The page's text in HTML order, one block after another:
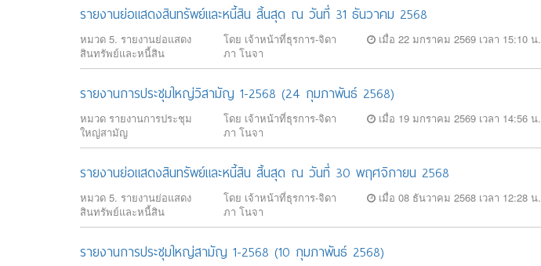
รายงานย่อแสดงสินทรัพย์และหนี้สิน สิ้นสุด ณ วันที่ 31 ธันวาคม 2568
หมวด 5. รายงานย่อแสดง
สินทรัพย์และหนี้สิน
โดย เจ้าหน้าที่ธุรการ-จิดา
ภา โนจา
เมื่อ 22 มกราคม 2569 เวลา 15:10 น.
รายงานการประชุมใหญ่วิสามัญ 1-2568 (24 กุมภาพันธ์ 2568)
หมวด รายงานการประชุม
ใหญ่สามัญ
โดย เจ้าหน้าที่ธุรการ-จิดา
ภา โนจา
เมื่อ 19 มกราคม 2569 เวลา 14:56 น.
รายงานย่อแสดงสินทรัพย์และหนี้สิน สิ้นสุด ณ วันที่ 30 พฤศจิกายน 2568
หมวด 5. รายงานย่อแสดง
สินทรัพย์และหนี้สิน
โดย เจ้าหน้าที่ธุรการ-จิดา
ภา โนจา
เมื่อ 08 ธันวาคม 2568 เวลา 12:28 น.
รายงานการประชุมใหญ่สามัญ 1-2568 (10 กุมภาพันธ์ 2568)